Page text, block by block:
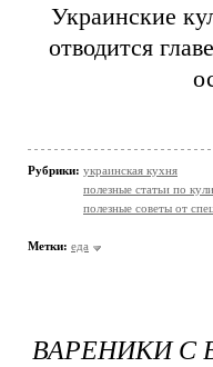
Украинские
отводится
Рубрики: украинская кухня
полезные статьи по
полезные советы от
Метки: еда
ВАРЕНИКИ